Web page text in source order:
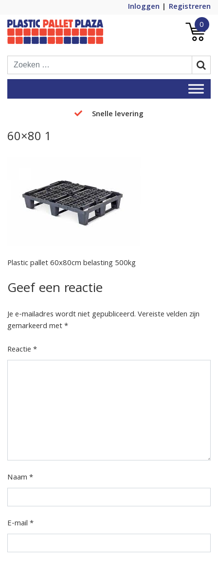
Inloggen
Registreren
Plastic Pallet Plaza
Plastic Pallets Plaza, de nummer 1 in
Europa!
0
Snelle levering
60×80 1
Plastic pallet 60x80cm belasting 500kg
Geef een reactie
Je e-mailadres wordt niet gepubliceerd.Vereiste velden zijn
gemarkeerd met*
Reactie*
Naam*
E-mail*